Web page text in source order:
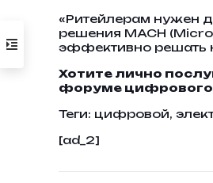
«Ритейлерам нужен
решения MACH
эффективно решать
Хотите лично
форуме цифрового
Теги: цифровой,
[ad_2]